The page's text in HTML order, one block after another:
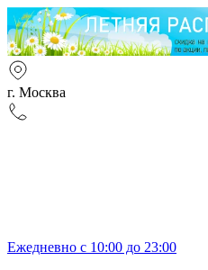
г. Москва
Ежедневно с 10:00 до 23:00